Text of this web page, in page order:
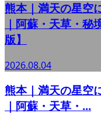
熊本｜満天の星空
｜阿蘇・天草・
版】
2026.08.04
熊本｜満天の星空
｜阿蘇・天草・...